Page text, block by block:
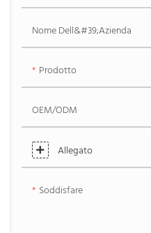
Nome Dell&#39;azienda
Prodotto
OEM/ODM
Allegato
Soddisfare